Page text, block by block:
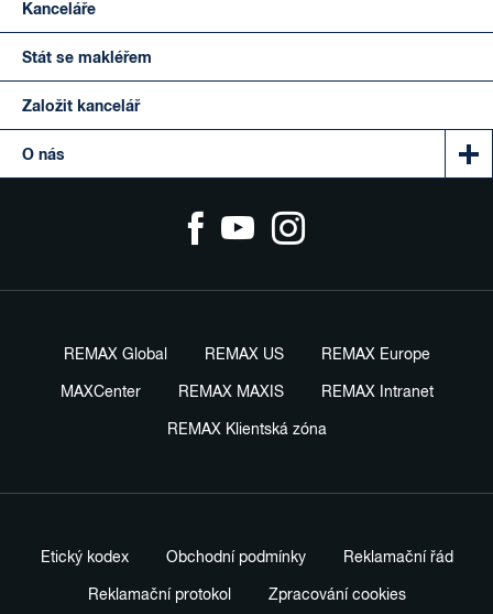
Kanceláře
Stát se makléřem
Založit kancelář
O nás
REMAX Global REMAX US REMAX Europe
MAXCenter REMAX MAXIS REMAX Intranet
REMAX Klientská zóna
Etický kodex Obchodní podmínky Reklamační řád
Reklamační protokol Zpracování cookies